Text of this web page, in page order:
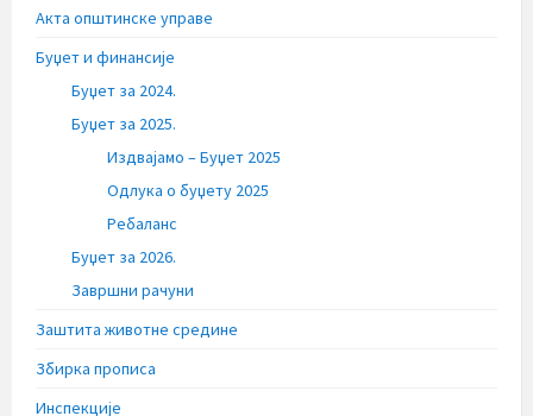
Акта општинске управе
Буџет и финансије
Буџет за 2024.
Буџет за 2025.
Издвајамо – Буџет 2025
Одлука о буџету 2025
Ребаланс
Буџет за 2026.
Завршни рачуни
Заштита животне средине
Збирка прописа
Инспекције